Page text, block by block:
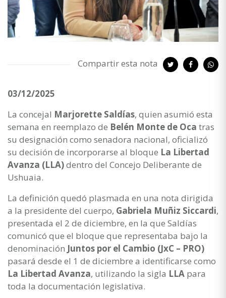
Compartir esta nota
03/12/2025
La concejal Marjorette Saldías, quien asumió esta
semana en reemplazo de Belén Monte de Oca tras
su designación como senadora nacional, oficializó
su decisión de incorporarse al bloque La Libertad
Avanza (LLA)dentro del Concejo Deliberante de
Ushuaia.
La definición quedó plasmada en una nota dirigida
a la presidente del cuerpo, Gabriela Muñiz Siccardi,
presentada el 2 de diciembre, en la que Saldías
comunicó que el bloque que representaba bajo la
denominación Juntos por el Cambio (JxC – PRO)
pasará desde el 1 de diciembre a identificarse como
La Libertad Avanza, utilizando la sigla LLA para
toda la documentación legislativa.